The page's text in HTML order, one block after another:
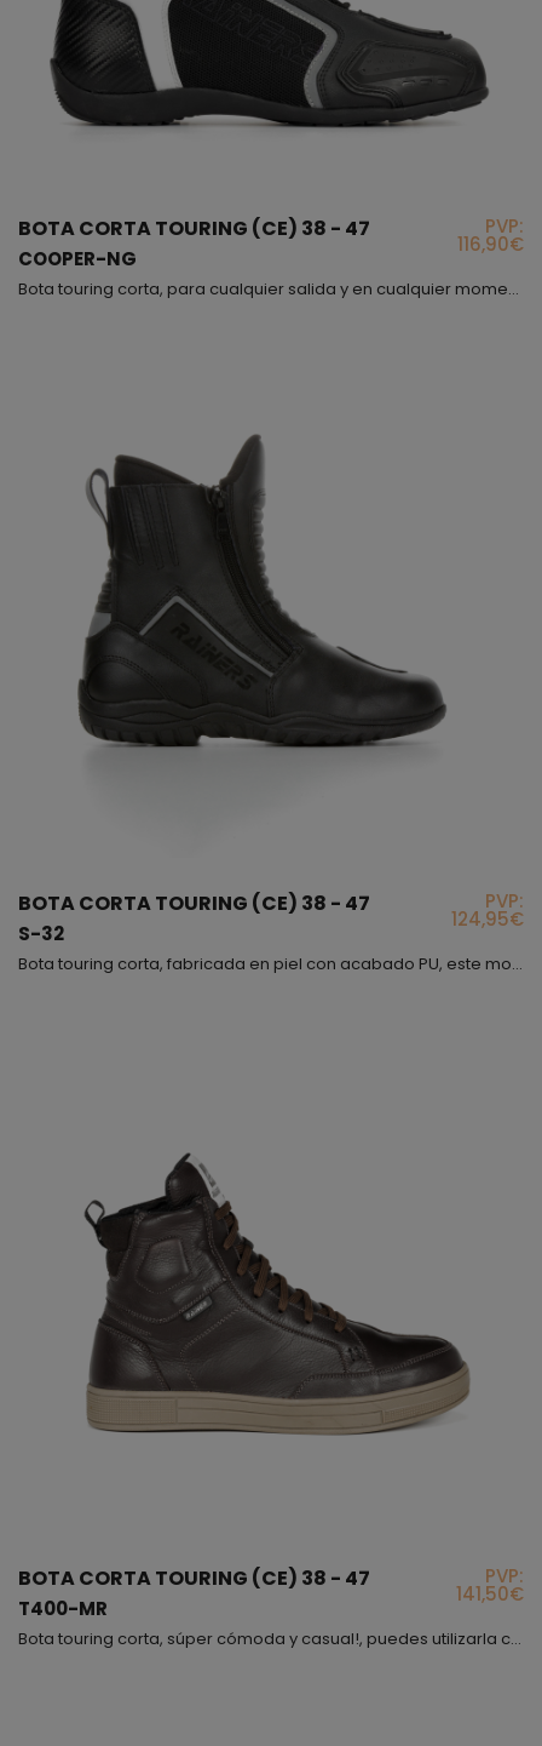
BOTA CORTA TOURING (CE) 38 - 47
COOPER-NG
PVP:
116,90€
Bota touring corta, para cualquier salida y en cualquier momento!, es una bota muy ponible que siempre debemos tener en casa, además de ello es un producto con el que vas protegido y por si fuera poco también es muy cómodo!. El modelo Cooper se cierra mediante cremallera y velcro pero además puedes ajustártelo a tu gusto o necesidad mediante los cordones. El interior va forrado con forro 3D que evitará la sudoración del pie en exceso. Hemos puesto protecciones en tobi...
BOTA CORTA TOURING (CE) 38 - 47
S-32
PVP:
124,95€
Bota touring corta, fabricada en piel con acabado PU, este modelo destaca por su apertura con dos cremalleras laterales y dos elásticos traseros, además en la parte delantera lleva una zona con un gran fuelle que sube desde el empeine llegando a la tibia, con toda estos datos, intentamos decirte que el modelo S-32 es muy fácil de poner, muy flexible, muy ancho y que al estar fabricado en piel no tardará en adaptarse a tu pie, también encontrarás en él reflectantes tra...
BOTA CORTA TOURING (CE) 38 - 47
T400-MR
PVP:
141,50€
Bota touring corta, súper cómoda y casual!, puedes utilizarla con cualquier tipo de ropa, la hemos combinado con una suela de diferente color para darle un toque más juvenil, la piel que hemos utilizado es de primera calidad y muy flexible, además, el forro interior es textil de alta resistencia; el cierre es mediante cremallera y velcro lateral, también observaras que va equipada con cordoneras a las que puedes dar uso o no, lo dejamos a tu elección y por supuesto y p...